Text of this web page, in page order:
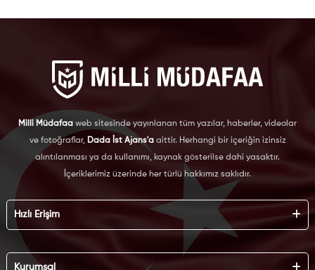
Milli Müdafaa web sitesinde yayınlanan tüm yazılar, haberler, videolar
ve fotoğraflar, Dada İst Ajans'aaittir. Herhangi bir içeriğin izinsiz
alıntılanması ya da kullanımı, kaynak gösterilse dahi yasaktır.
İçeriklerimiz üzerinde her türlü hakkımız saklıdır.
Hızlı Erişim
Künye
Kurumsal